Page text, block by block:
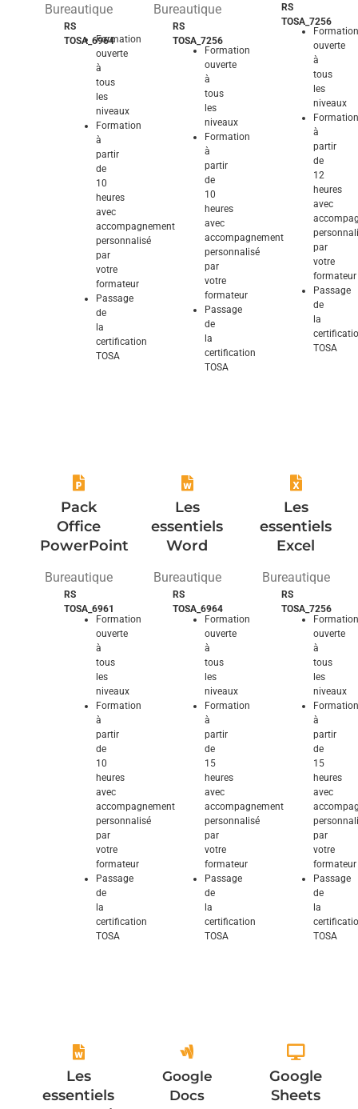
Bureautique
RS
TOSA_6964Formation
ouverte
à
tous
les
niveaux
Formation
à
partir
de
10
heures
avec
accompagnement
personnalisé
par
votre
formateur
Passage
de
la
certification
TOSA
Bureautique
RS
TOSA_7256
Formation
ouverte
à
tous
les
niveaux
Formation
à
partir
de
10
heures
avec
accompagnement
personnalisé
par
votre
formateur
Passage
de
la
certification
TOSA
RS
TOSA_7256
Formation
ouverte
à
tous
les
niveaux
Formation
à
partir
de
12
heures
avec
par
votre
formateur
Passage
de
la
TOSA
Pack
Office
PowerPoint
Bureautique
RS
TOSA_6961
Formation
ouverte
à
tous
les
niveaux
Formation
à
partir
de
10
heures
avec
accompagnement
personnalisé
par
votre
formateur
Passage
de
la
certification
TOSA
Les
essentiels
Word
Bureautique
RS
TOSA_6964
Formation
ouverte
à
tous
les
niveaux
Formation
à
partir
de
15
heures
avec
accompagnement
personnalisé
par
votre
formateur
Passage
de
la
certification
TOSA
Les
essentiels
Excel
Bureautique
RS
TOSA_7256
Formation
ouverte
à
tous
les
niveaux
Formation
à
partir
de
15
heures
avec
par
votre
formateur
Passage
de
la
TOSA
Les
essentiels
Google
Docs
Google
Sheets